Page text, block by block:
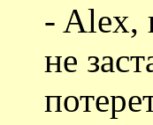
- Alex,
не